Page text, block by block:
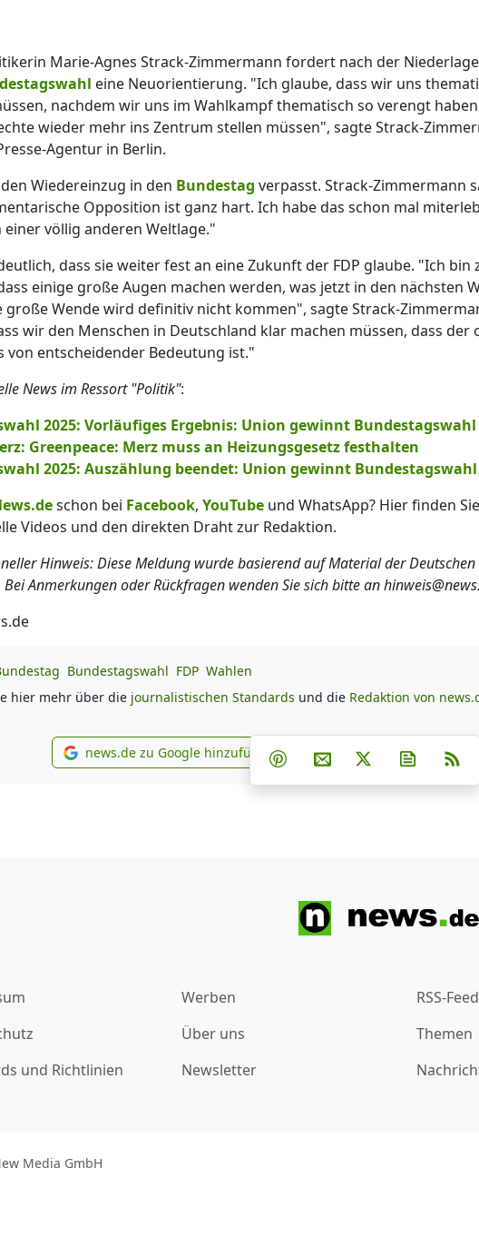
Marie-Agnes Strack-Zimmermann fordert nach der
eine Neuorientierung. "Ich glaube, dass wir uns
nachdem wir uns im Wahlkampf thematisch so verengt
wieder mehr ins Zentrum stellen müssen", sagte Strack-
Agentur in Berlin.
Wiedereinzug in den Bundestag verpasst. Strack-Zimmermann
Opposition ist ganz hart. Ich habe das schon mal
völlig anderen Weltlage."
dass sie weiter fest an eine Zukunft der FDP glaube. "Ich bin
einige große Augen machen werden, was jetzt in den nächsten
große Wende wird definitiv nicht kommen", sagte Strack-
wir den Menschen in Deutschland klar machen müssen, dass der
von entscheidender Bedeutung ist."
News im Ressort "Politik":
2025: Vorläufiges Ergebnis: Union gewinnt Bundestagswahl
Greenpeace: Merz muss an Heizungsgesetz festhalten
2025: Auszählung beendet: Union gewinnt Bundestagswahl
schon bei Facebook, YouTube und WhatsApp? Hier finden
Videos und den direkten Draht zur Redaktion.
Hinweis: Diese Meldung wurde basierend auf Material der Deutschen
Anmerkungen oder Rückfragen wenden Sie sich bitte an
Bundestagswahl FDP Wahlen
hier mehr über die journalistischen Standards und die Redaktion von
news.de zu Google hinzufügen
news.de zu Google hinzufügen Teilen auf Facebook
Teilen aufTeilen auf
Teilen auf Pinterest
Per E-Mail teilen
Post auf X
und Richtlinien
Werben
Über uns
Newsletter
RSS-
Themen
Media GmbH